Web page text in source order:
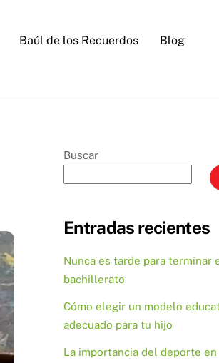
Baúl de los Recuerdos Blog
Buscar
Entradas recientes
Nunca es tarde para terminar
bachillerato
Cómo elegir un modelo
adecuado para tu hijo
La importancia del deporte en